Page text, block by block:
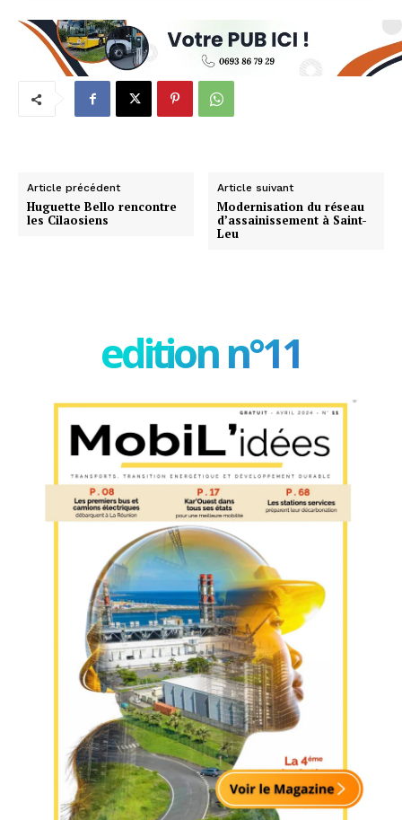
Article précédent
Huguette Bello rencontre
les Cilaosiens
Article suivant
Modernisation du réseau
d’assainissement à Saint-
Leu
edition n°11